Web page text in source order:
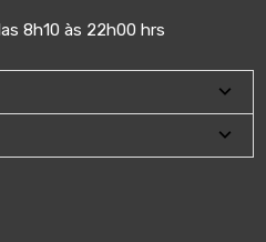
8h10 às 22h00 hrs